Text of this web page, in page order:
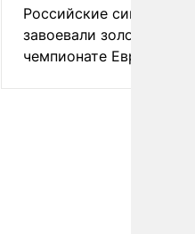
Российские
завоевали золото на
чемпионате Европы